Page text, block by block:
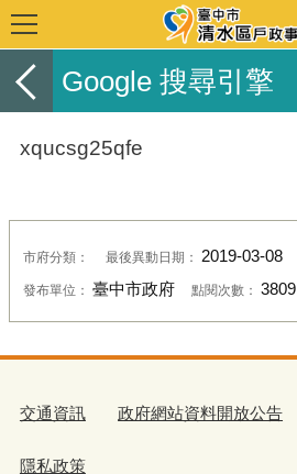
Google 搜尋引擎
xqucsg25qfe
市府分類： 最後異動日期： 2019-03-08
發布單位： 臺中市政府 點閱次數： 3809
交通資訊 政府網站資料開放公告
隱私政策